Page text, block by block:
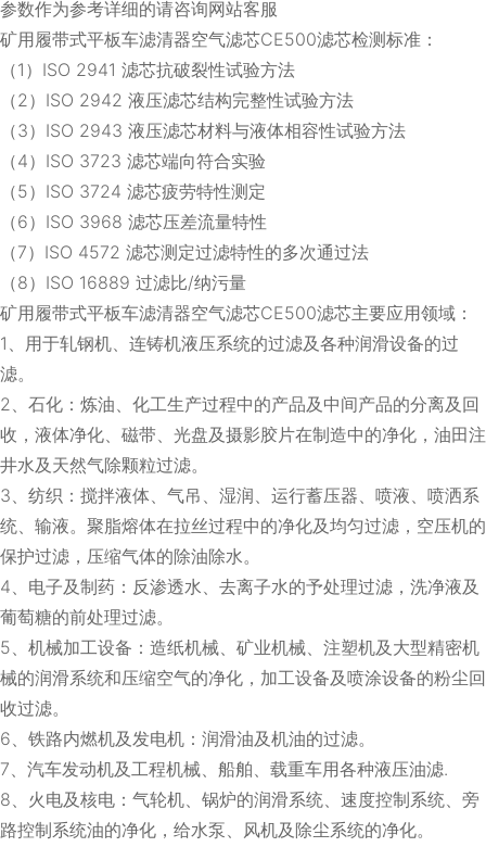
参数作为参考详细的请咨询网站客服
矿用履带式平板车滤清器空气滤芯CE500滤芯检测标准：
（1）ISO 2941 滤芯抗破裂性试验方法
（2）ISO 2942 液压滤芯结构完整性试验方法
（3）ISO 2943 液压滤芯材料与液体相容性试验方法
（4）ISO 3723 滤芯端向符合实验
（5）ISO 3724 滤芯疲劳特性测定
（6）ISO 3968 滤芯压差流量特性
（7）ISO 4572 滤芯测定过滤特性的多次通过法
（8）ISO 16889 过滤比/纳污量
矿用履带式平板车滤清器空气滤芯CE500滤芯主要应用领域：
1、用于轧钢机、连铸机液压系统的过滤及各种润滑设备的过
滤。
2、石化：炼油、化工生产过程中的产品及中间产品的分离及回
收，液体净化、磁带、光盘及摄影胶片在制造中的净化，油田注
井水及天然气除颗粒过滤。
3、纺织：搅拌液体、气吊、湿润、运行蓄压器、喷液、喷洒系
统、输液。聚脂熔体在拉丝过程中的净化及均匀过滤，空压机的
保护过滤，压缩气体的除油除水。
4、电子及制药：反渗透水、去离子水的予处理过滤，洗净液及
葡萄糖的前处理过滤。
5、机械加工设备：造纸机械、矿业机械、注塑机及大型精密机
械的润滑系统和压缩空气的净化，加工设备及喷涂设备的粉尘回
收过滤。
6、铁路内燃机及发电机：润滑油及机油的过滤。
7、汽车发动机及工程机械、船舶、载重车用各种液压油滤.
8、火电及核电：气轮机、锅炉的润滑系统、速度控制系统、旁
路控制系统油的净化，给水泵、风机及除尘系统的净化。